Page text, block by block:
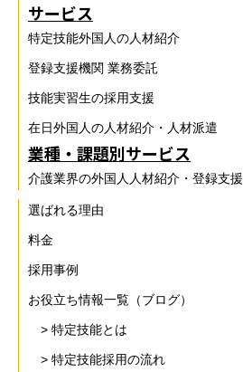
サービス
特定技能外国人の人材紹介
登録支援機関 業務委託
技能実習生の採用支援
在日外国人の人材紹介・人材派遣
業種・課題別サービス
介護業界の外国人人材紹介・登録支援
選ばれる理由
料金
採用事例
お役立ち情報一覧（ブログ）
> 特定技能とは
> 特定技能採用の流れ